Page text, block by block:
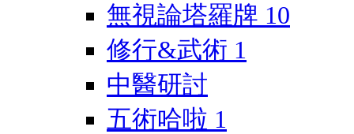
無視論塔羅牌 10
修行&武術 1
中醫研討
五術哈啦 1